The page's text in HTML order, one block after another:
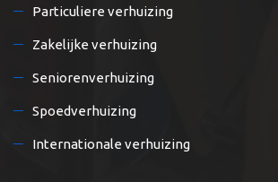
Particuliere verhuizing
Zakelijke verhuizing
Seniorenverhuizing
Spoedverhuizing
Internationale verhuizing